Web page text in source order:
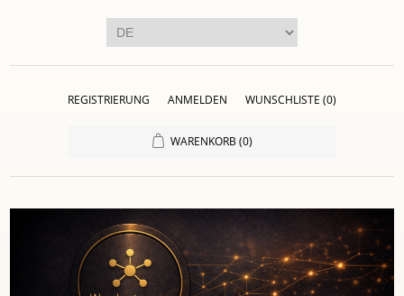
REGISTRIERUNG ANMELDEN WUNSCHLISTE (0)
WARENKORB (0)